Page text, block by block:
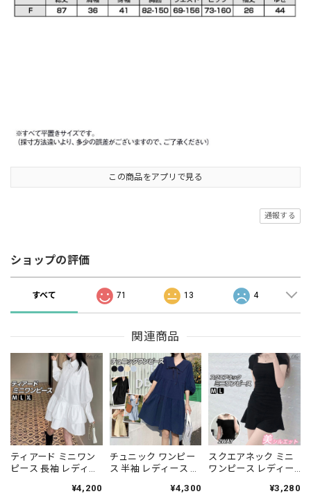
この商品をアプリで見る
通報する
ショップの評価
すべて 71 13 4
関連商品
ティアード ミニワン
ピース 長袖 レディー
ース きれいめ 大人 か
¥4,200
チュニック ワンピー
ス 半袖 レディース 春
きれいめ 大人 フェミ
¥4,300
スクエアネック ミニ
ワンピース レディー
トワンピ 韓国風 着や
¥3,280